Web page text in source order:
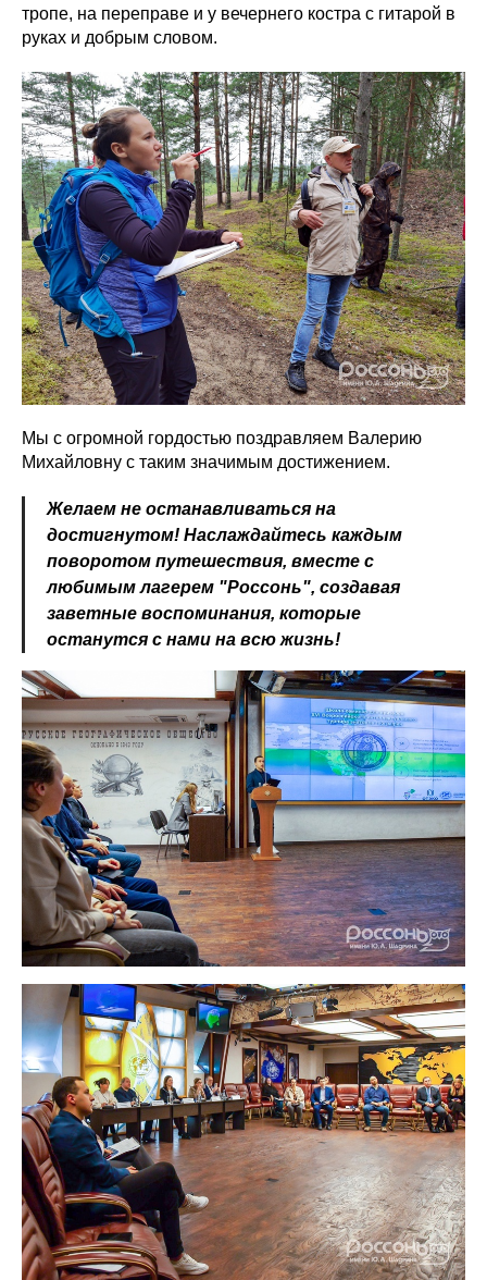
тропе, на переправе и у вечернего костра с гитарой в
руках и добрым словом.
Мы с огромной гордостью поздравляем Валерию
Михайловну с таким значимым достижением.
Желаем не останавливаться на
достигнутом! Наслаждайтесь каждым
поворотом путешествия, вместе с
любимым лагерем "Россонь", создавая
заветные воспоминания, которые
останутся с нами на всю жизнь!